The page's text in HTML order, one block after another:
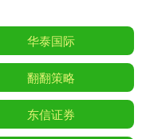
华泰国际
翻翻策略
东信证券